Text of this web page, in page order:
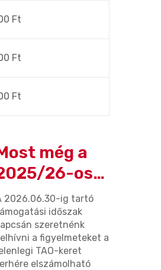
Ft
Ft
Ft
még a
26-os
2026.06.30-ig tartó
időszak
szeretnénk
a figyelmeteket a
TAO-keret
elszámolható